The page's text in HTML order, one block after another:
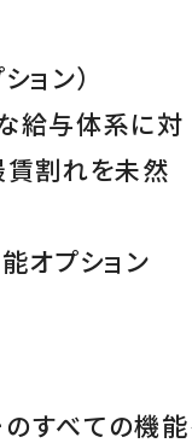
ョン）
給与体系に対
賃割れを未然
オプション
すべての機